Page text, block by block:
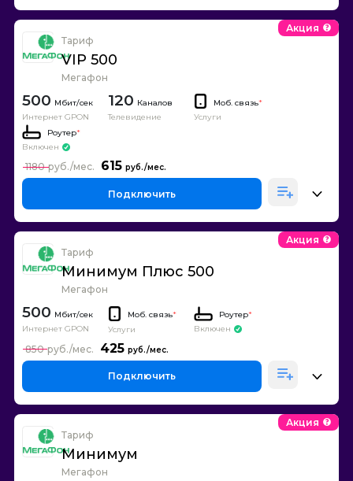
Тариф
VIP 500
Мегафон
Акция
500
Интернет GPON
120 Каналов
Телевидение
Моб. связь*
Услуги
Роутер*
Включен
615
1180
Подключить
Тариф
Минимум Плюс 500
Мегафон
Акция
500
Интернет GPON
Моб. связь*
Услуги
Роутер*
Включен
425
850
Подключить
Тариф
Минимум
Мегафон
Акция